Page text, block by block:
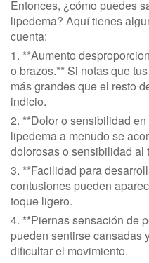
Entonces, ¿cómo puedes
lipedema? Aquí tienes
cuenta:
1. **Aumento
o brazos.** Si notas que
más grandes que el resto
indicio.
2. **Dolor o sensibilidad
lipedema a menudo se
dolorosas o sensibilidad al
3. **Facilidad para
contusiones pueden
toque ligero.
4. **Piernas sensación de
pueden sentirse cansadas
dificultar el movimiento.